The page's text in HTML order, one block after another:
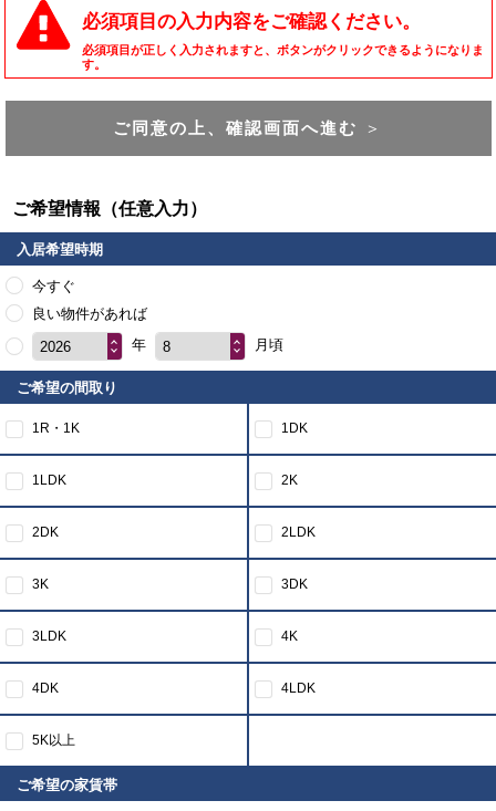
必須項目の入力内容をご確認ください。
必須項目が正しく入力されますと、ボタンがクリックできるようになりま
す。
ご同意の上、確認画面へ進む ＞
ご希望情報（任意入力）
入居希望時期
今すぐ
良い物件があれば
2026
年 8 月頃
ご希望の間取り
1R・1K 1DK
1LDK 2K
2DK 2LDK
3K 3DK
3LDK 4K
4DK 4LDK
5K以上
ご希望の家賃帯